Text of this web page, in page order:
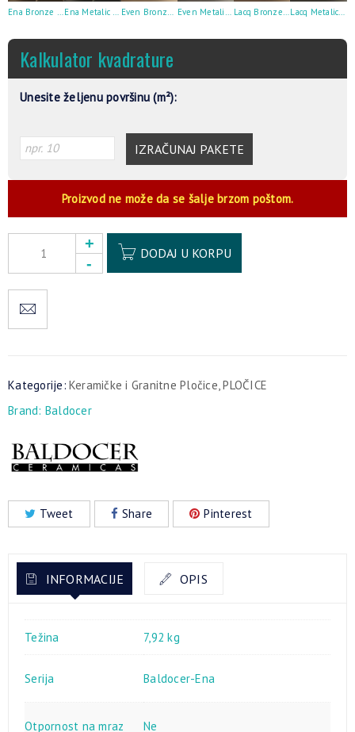
Ena Bronze 25×25 Ena Metalic 25×25 Even Bronze 25×25 Even Metalic 25×25 Lacq Bronze 25×25 Lacq Metalic 25×25
Kalkulator kvadrature
Unesite željenu površinu (m²):
IZRAČUNAJ PAKETE
Proizvod ne može da se šalje brzom poštom.
DODAJ U KORPU
Kategorije: Keramičke i Granitne Pločice,PLOČICE
Brand: Baldocer
Tweet Share Pinterest
INFORMACIJE OPIS
Težina 7,92 kg
Serija Baldocer-Ena
Otpornost na mraz Ne